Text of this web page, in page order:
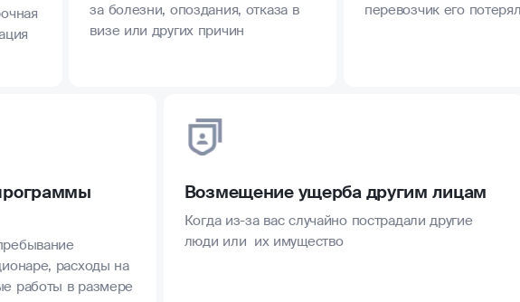
за болезни, опоздания, отказа в
визе или других причин
перевозчик его потерял
расходы на
работы в размере
Возмещение ущерба другим лицам
Когда из-за вас случайно пострадали другие
люди или их имущество